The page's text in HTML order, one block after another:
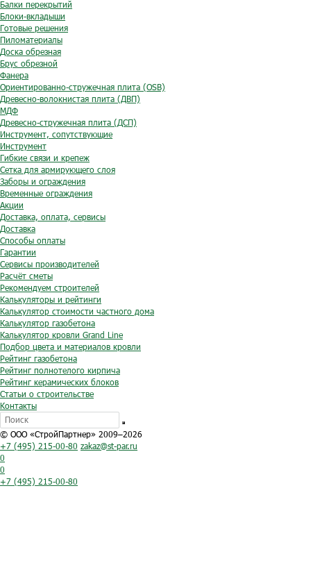
Балки перекрытий
Блоки-вкладыши
Готовые решения
Пиломатериалы
Доска обрезная
Брус обрезной
Фанера
Ориентированно-стружечная плита (OSB)
Древесно-волокнистая плита (ДВП)
МДФ
Древесно-стружечная плита (ДСП)
Инструмент, сопутствующие
Инструмент
Гибкие связи и крепеж
Сетка для армирующего слоя
Заборы и ограждения
Временные ограждения
Акции
Доставка, оплата, сервисы
Доставка
Способы оплаты
Гарантии
Сервисы производителей
Расчёт сметы
Рекомендуем строителей
Калькуляторы и рейтинги
Калькулятор стоимости частного дома
Калькулятор газобетона
Калькулятор кровли Grand Line
Подбор цвета и материалов кровли
Рейтинг газобетона
Рейтинг полнотелого кирпича
Рейтинг керамических блоков
Статьи о строительстве
Контакты
© ООО «СтройПартнер» 2009–2026
+7 (495) 215-00-80 zakaz@st-par.ru
0
0
+7 (495) 215-00-80